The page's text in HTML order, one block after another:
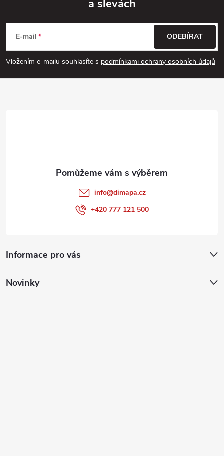
p
a
a slevách
E-mail
Vložením e-mailu souhlasíte s podmínkami ochrany osobních údajů
ODEBÍRAT
Informace pro vás
Novinky
info@dimapa.cz
+420 777 121 500